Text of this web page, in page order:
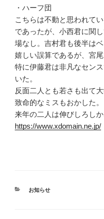
・ハーフ団
こちらは不動と思われて
であったが、小西君に関
場なし。吉村君も後半はベ
嬉しい誤算であるが、宮
特に伊藤君は非凡なセン
いた。
反面二人とも若さも出て
致命的なミスもおかした。
来年の二人は伸びしろしか
https://www.xdomain.ne.jp/
カ
お知らせ